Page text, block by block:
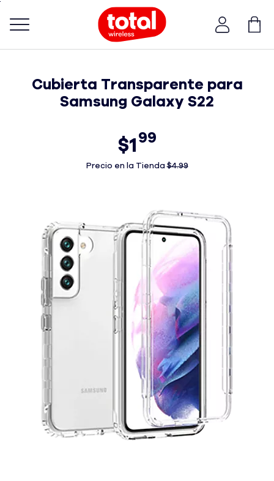
To
Content
Menú de barra de navegación
Cubierta Transparente para
Samsung Galaxy S22
$1 99
Precio en la Tienda$4.99